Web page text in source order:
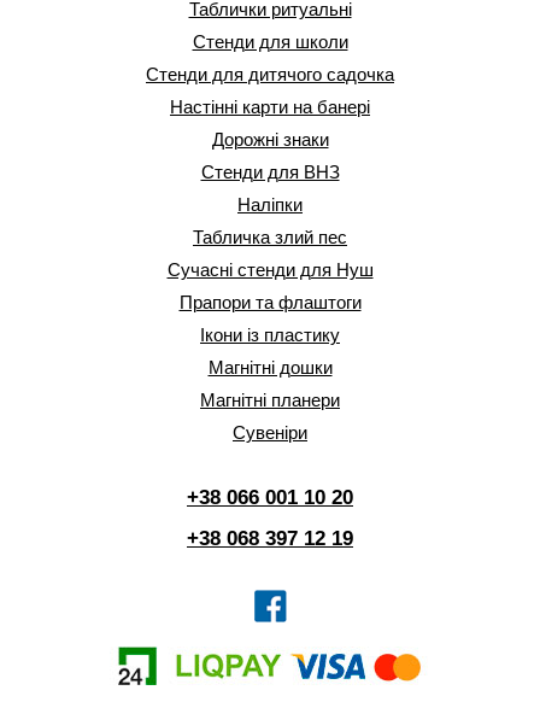
Таблички ритуальні
Стенди для школи
Стенди для дитячого садочка
Настінні карти на банері
Дорожні знаки
Стенди для ВНЗ
Наліпки
Табличка злий пес
Сучасні стенди для Нуш
Прапори та флаштоги
Ікони із пластику
Магнітні дошки
Магнітні планери
Сувеніри
+38 066 001 10 20
+38 068 397 12 19